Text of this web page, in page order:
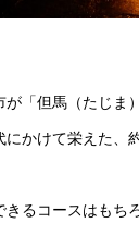
が「但馬（たじま
にかけて栄えた、
きるコースはもち